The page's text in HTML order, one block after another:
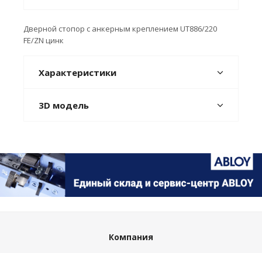
Дверной стопор c анкерным креплением UT886/220
FE/ZN цинк
Характеристики
3D модель
Компания